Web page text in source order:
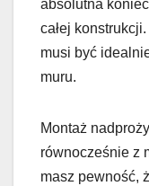
absolutna
całej
musi być
muru.
Montaż
równocześnie z
masz pewność,